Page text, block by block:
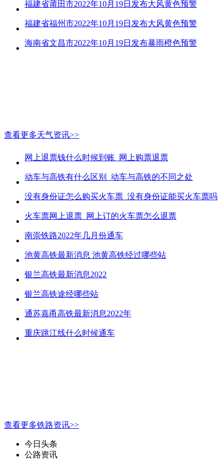
福建省莆田市2022年10月19日发布大风黄色预警
福建省福州市2022年10月19日发布大风黄色预警
海南省文昌市2022年10月19日发布暴雨橙色预警
查看更多天气资讯>>
网上退票钱什么时候到账_网上购票退票
动车与高铁有什么区别_动车与高铁的不同之处
没有身份证怎么购买火车票_没有身份证能买火车票吗
火车票网上退票_网上订的火车票怎么退票
南崇铁路2022年几月份通车
池黄高铁最新消息 池黄高铁经过哪些站
银兰高铁最新消息2022
银兰高铁途经哪些站
通苏嘉甬高铁最新消息2022年
重庆跳江线什么时候通车
查看更多铁路资讯>>
今日头条
公路资讯